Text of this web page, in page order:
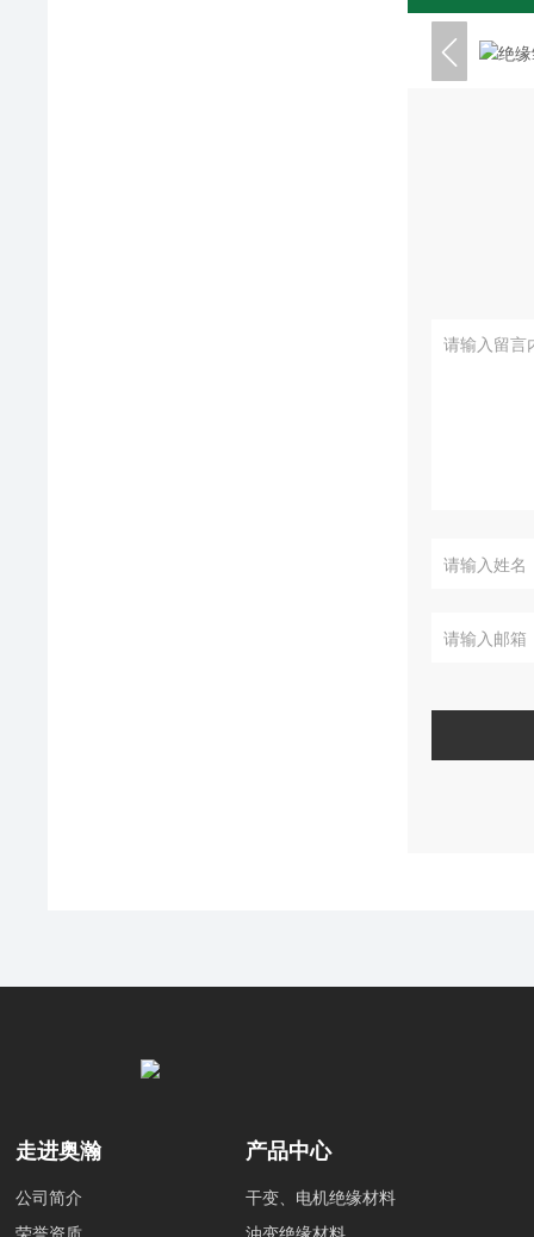

走进奥瀚
公司简介
产品中心
干变、电机绝缘材料